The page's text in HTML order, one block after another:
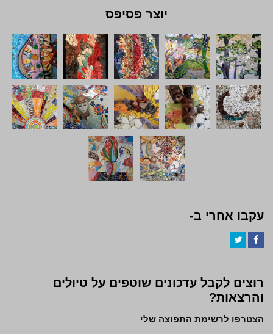
יוצר פסיפס
עקבו אחרי ב-
רוצים לקבל עדכונים שוטפים על טיולים
והרצאות?
הצטרפו לרשימת התפוצה שלי